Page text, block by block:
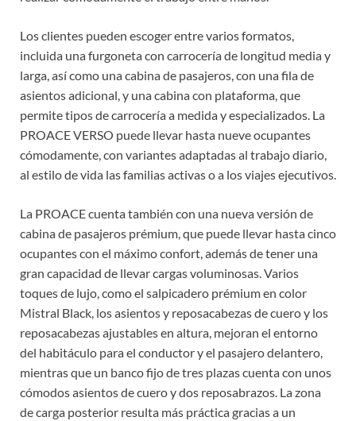
Los clientes pueden escoger entre varios formatos,
incluida una furgoneta con carrocería de longitud media y
larga, así como una cabina de pasajeros, con una fila de
asientos adicional, y una cabina con plataforma, que
permite tipos de carrocería a medida y especializados. La
PROACE VERSO puede llevar hasta nueve ocupantes
cómodamente, con variantes adaptadas al trabajo diario,
al estilo de vida las familias activas o a los viajes ejecutivos.
La PROACE cuenta también con una nueva versión de
cabina de pasajeros prémium, que puede llevar hasta cinco
ocupantes con el máximo confort, además de tener una
gran capacidad de llevar cargas voluminosas. Varios
toques de lujo, como el salpicadero prémium en color
Mistral Black, los asientos y reposacabezas de cuero y los
reposacabezas ajustables en altura, mejoran el entorno
del habitáculo para el conductor y el pasajero delantero,
mientras que un banco fijo de tres plazas cuenta con unos
cómodos asientos de cuero y dos reposabrazos. La zona
de carga posterior resulta más práctica gracias a un